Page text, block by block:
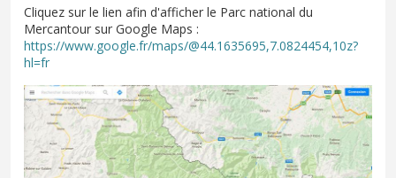
Cliquez sur le lien afin d'afficher le Parc national du
Mercantour sur Google Maps :
https://www.google.fr/maps/@44.1635695,7.0824454,10z?
hl=fr